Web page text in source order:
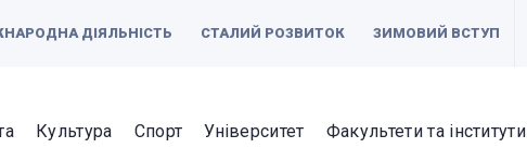
ДІЯЛЬНІСТЬ СТАЛИЙ РОЗВИТОК ЗИМОВИЙ ВСТУП
Культура Спорт Університет Факультети та інститути